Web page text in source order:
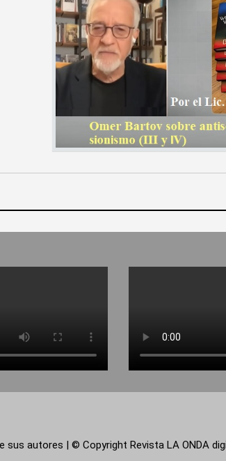
sus autores | © Copyright Revista LA ONDA